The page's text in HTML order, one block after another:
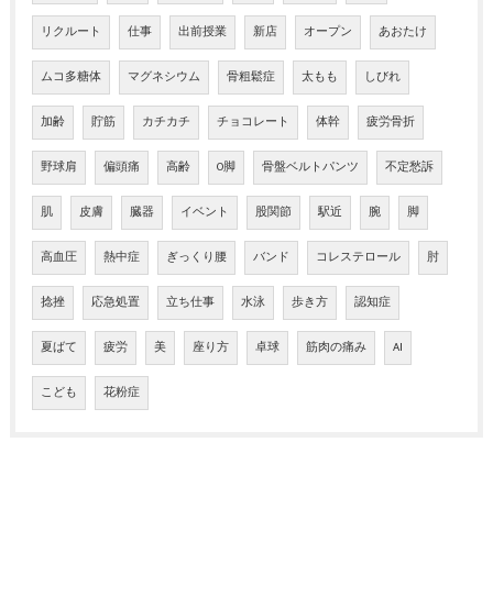
リクルート 仕事 出前授業 新店 オープン あおたけ
ムコ多糖体 マグネシウム 骨粗鬆症 太もも しびれ
加齢 貯筋 カチカチ チョコレート 体幹 疲労骨折
野球肩 偏頭痛 高齢 O脚 骨盤ベルトパンツ 不定愁訴
肌 皮膚 臓器 イベント 股関節 駅近 腕 脚
高血圧 熱中症 ぎっくり腰 バンド コレステロール 肘
捻挫 応急処置 立ち仕事 水泳 歩き方 認知症
夏ばて 疲労 美 座り方 卓球 筋肉の痛み AI
こども 花粉症